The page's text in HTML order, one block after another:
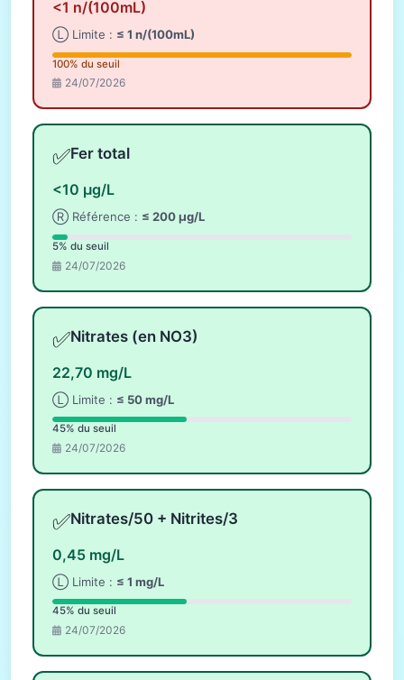
<1 n/(100mL)
Ⓛ Limite : ≤ 1 n/(100mL)
100% du seuil
24/07/2026
✅Fer total
<10 µg/L
Ⓡ Référence : ≤ 200 µg/L
5% du seuil
24/07/2026
✅Nitrates (en NO3)
22,70 mg/L
Ⓛ Limite : ≤ 50 mg/L
45% du seuil
24/07/2026
✅Nitrates/50 + Nitrites/3
0,45 mg/L
Ⓛ Limite : ≤ 1 mg/L
45% du seuil
24/07/2026